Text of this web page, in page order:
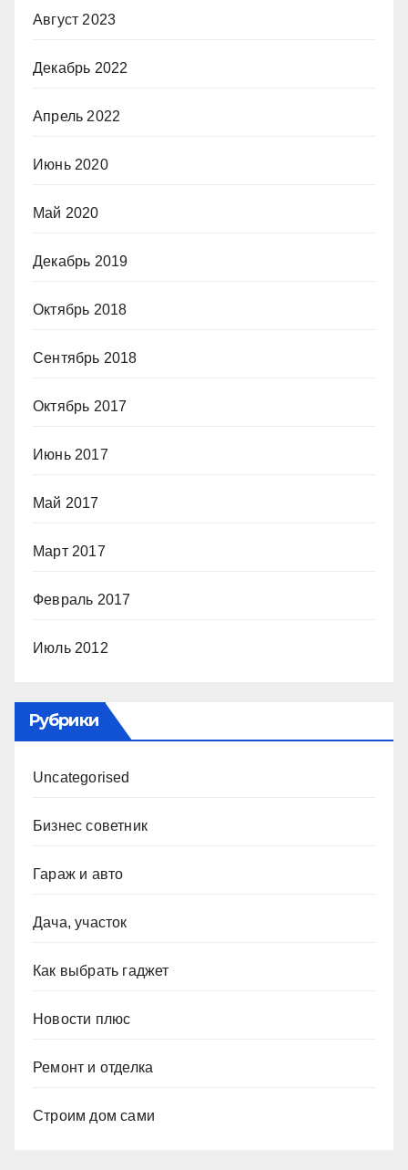
Август 2023
Декабрь 2022
Апрель 2022
Июнь 2020
Май 2020
Декабрь 2019
Октябрь 2018
Сентябрь 2018
Октябрь 2017
Июнь 2017
Май 2017
Март 2017
Февраль 2017
Июль 2012
Рубрики
Uncategorised
Бизнес советник
Гараж и авто
Дача, участок
Как выбрать гаджет
Новости плюс
Ремонт и отделка
Строим дом сами